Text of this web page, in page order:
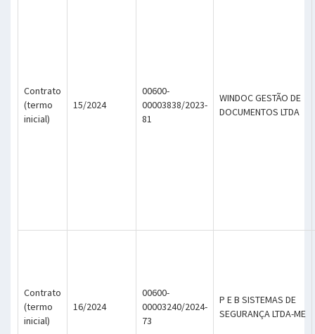
Contrato
(termo
inicial)
15/2024
00600-
00003838/2023-
81
WINDOC GESTÃO DE
DOCUMENTOS LTDA
Contrato
(termo
inicial)
16/2024
00600-
00003240/2024-
73
P E B SISTEMAS DE
SEGURANÇA LTDA-ME